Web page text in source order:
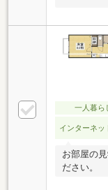
一人暮ら
インターネッ
お部屋の
ださい。